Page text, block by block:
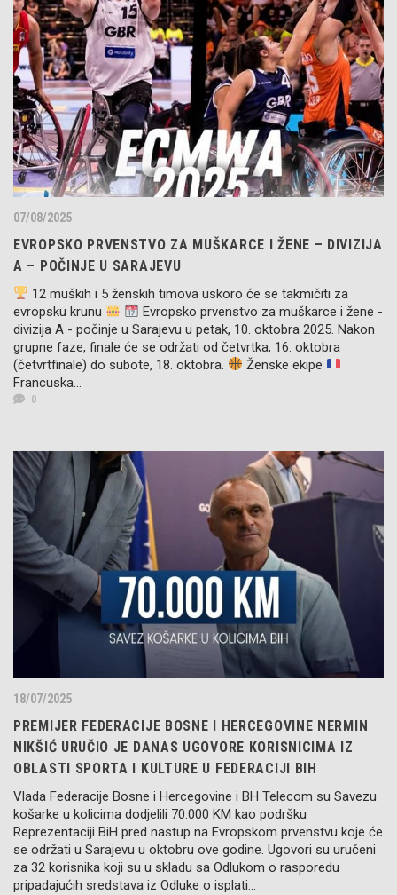
07/08/2025
EVROPSKO PRVENSTVO ZA MUŠKARCE I ŽENE – DIVIZIJA
A – POČINJE U SARAJEVU
12 muških i 5 ženskih timova uskoro će se takmičiti za
evropsku krunu
Evropsko prvenstvo za muškarce i žene -
divizija A - počinje u Sarajevu u petak, 10. oktobra 2025. Nakon
grupne faze, finale će se održati od četvrtka, 16. oktobra
(četvrtfinale) do subote, 18. oktobra.
Ženske ekipe
Francuska...
0
18/07/2025
PREMIJER FEDERACIJE BOSNE I HERCEGOVINE NERMIN
NIKŠIĆ URUČIO JE DANAS UGOVORE KORISNICIMA IZ
OBLASTI SPORTA I KULTURE U FEDERACIJI BIH
Vlada Federacije Bosne i Hercegovine i BH Telecom su Savezu
košarke u kolicima dodjelili 70.000 KM kao podršku
Reprezentaciji BiH pred nastup na Evropskom prvenstvu koje će
se održati u Sarajevu u oktobru ove godine. Ugovori su uručeni
za 32 korisnika koji su u skladu sa Odlukom o rasporedu
pripadajućih sredstava iz Odluke o isplati...